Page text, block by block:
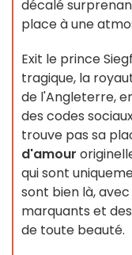
décalé
place à une
Exit le prince
tragique, la
de l'Angleterre,
des codes
trouve pas sa
d'amour
qui sont
sont bien là,
marquants et des
de toute beauté.